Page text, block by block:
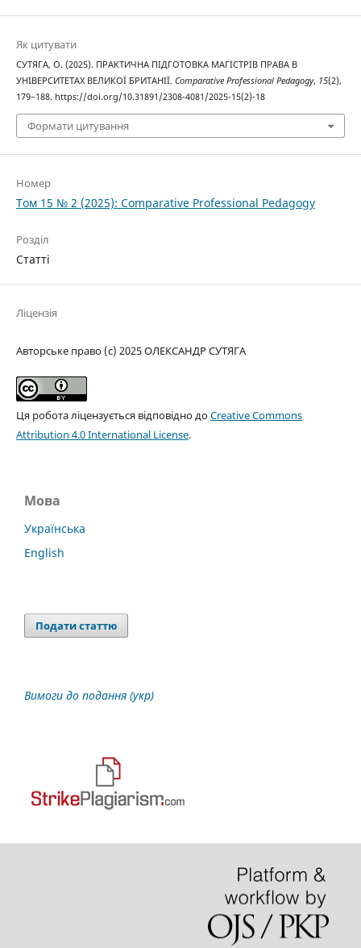
Як цитувати
СУТЯГА, О. (2025). ПРАКТИЧНА ПІДГОТОВКА МАГІСТРІВ ПРАВА В
УНІВЕРСИТЕТАХ ВЕЛИКОЇ БРИТАНІЇ. Comparative Professional Pedagogy, 15(2),
179–188. https://doi.org/10.31891/2308-4081/2025-15(2)-18
Формати цитування
Номер
Том 15 № 2 (2025): Comparative Professional Pedagogy
Розділ
Статті
Ліцензія
Авторське право (c) 2025 ОЛЕКСАНДР СУТЯГА
Ця робота ліцензується відповідно доCreative Commons
Attribution 4.0 International License.
Мова
Українська
English
Подати статтю
Вимоги до подання (укр)